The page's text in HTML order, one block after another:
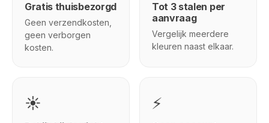
Gratis thuisbezorgd
Geen verzendkosten,
geen verborgen
kosten.
Tot 3 stalen per
aanvraag
Vergelijk meerdere
kleuren naast elkaar.
☀️ ⚡